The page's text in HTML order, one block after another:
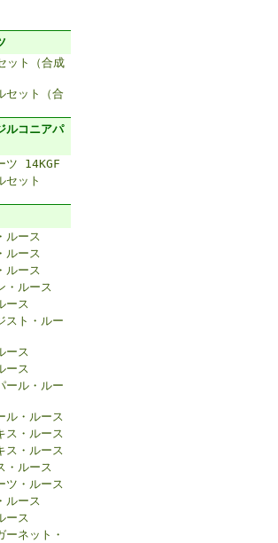
ット（合成
セット（合
ルコニアパ
ツ 14KGF
セット
ルース
ルース
ルース
・ルース
ース
スト・ルー
ース
ース
ール・ルー
ル・ルース
ス・ルース
ス・ルース
・ルース
ツ・ルース
ルース
ース
ーネット・